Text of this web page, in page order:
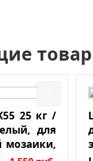
25 кг /
для
мозаики,